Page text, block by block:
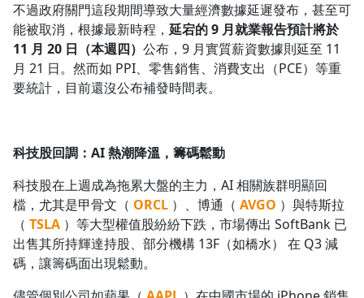
不過政府關門這段期間導致大量經濟數據延遲發布，甚至可
能被取消，根據最新時程， 延宕的 9 月就業報告預計將於
11 月 20 日（本週四） 公布，9 月實質薪資數據則延至 11
月 21 日。然而如 PPI、零售銷售、消費支出（PCE）等重
要統計，目前還沒公布補發時間表。
科技股回調：AI 熱潮降溫，籌碼鬆動
科技股在上週成為拖累大盤的主力，AI 相關族群明顯回
檔，尤其是甲骨文（ ORCL ）、博通（ AVGO ）與特斯拉
（ TSLA ）等大型權值股紛紛下跌，市場傳出 SoftBank 已
出售其所持輝達持股、部分機構 13F（如橋水） 在 Q3 減
碼，讓籌碼面出現鬆動。